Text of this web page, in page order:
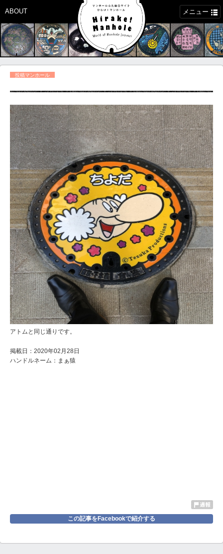
ABOUT メニュー
投稿マンホール
アトムと同じ通りです。
掲載日：2020年02月28日
ハンドルネーム：まぁ猿
この記事をFacebookで紹介する